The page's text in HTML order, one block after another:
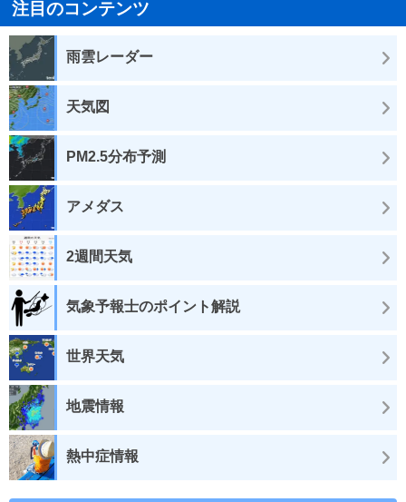
注目のコンテンツ
雨雲レーダー
天気図
PM2.5分布予測
アメダス
2週間天気
気象予報士のポイント解説
世界天気
地震情報
熱中症情報